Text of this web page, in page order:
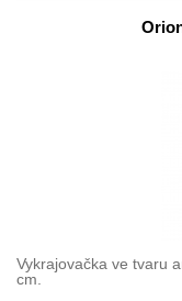
Vykrajovačka ve tvaru
cm.